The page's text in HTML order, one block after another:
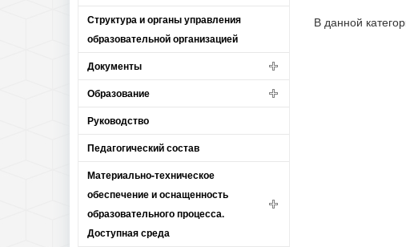
Структура и органы управления
образовательной организацией
Документы
Образование
Руководство
Педагогический состав
Материально-техническое
обеспечение и оснащенность
образовательного процесса.
Доступная среда
В данной